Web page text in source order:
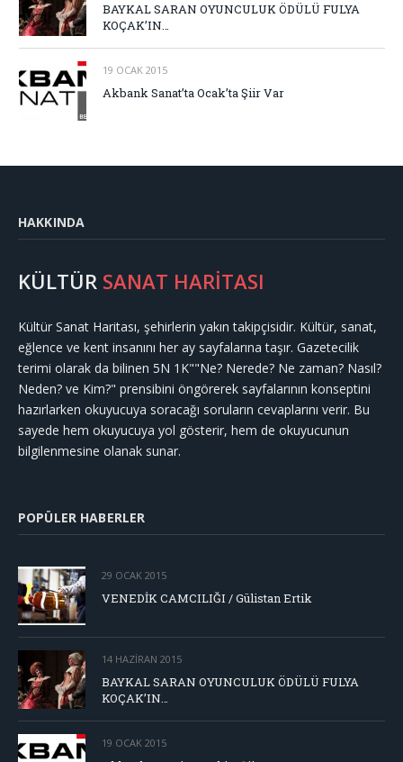
BAYKAL SARAN OYUNCULUK ÖDÜLÜ FULYA
KOÇAK’IN…
19 OCAK 2015
Akbank Sanat’ta Ocak’ta Şiir Var
HAKKINDA
KÜLTÜR SANAT HARİTASI
Kültür Sanat Haritası, şehirlerin yakın takipçisidir. Kültür, sanat,
eğlence ve kent insanını her ay sayfalarına taşır. Gazetecilik
terimi olarak da bilinen 5N 1K""Ne? Nerede? Ne zaman? Nasıl?
Neden? ve Kim?" prensibini öngörerek sayfalarının konseptini
hazırlarken okuyucuya soracağı soruların cevaplarını verir. Bu
sayede hem okuyucuya yol gösterir, hem de okuyucunun
bilgilenmesine olanak sunar.
POPÜLER HABERLER
29 OCAK 2015
VENEDİK CAMCILIĞI / Gülistan Ertik
14 HAZIRAN 2015
BAYKAL SARAN OYUNCULUK ÖDÜLÜ FULYA
KOÇAK’IN…
19 OCAK 2015